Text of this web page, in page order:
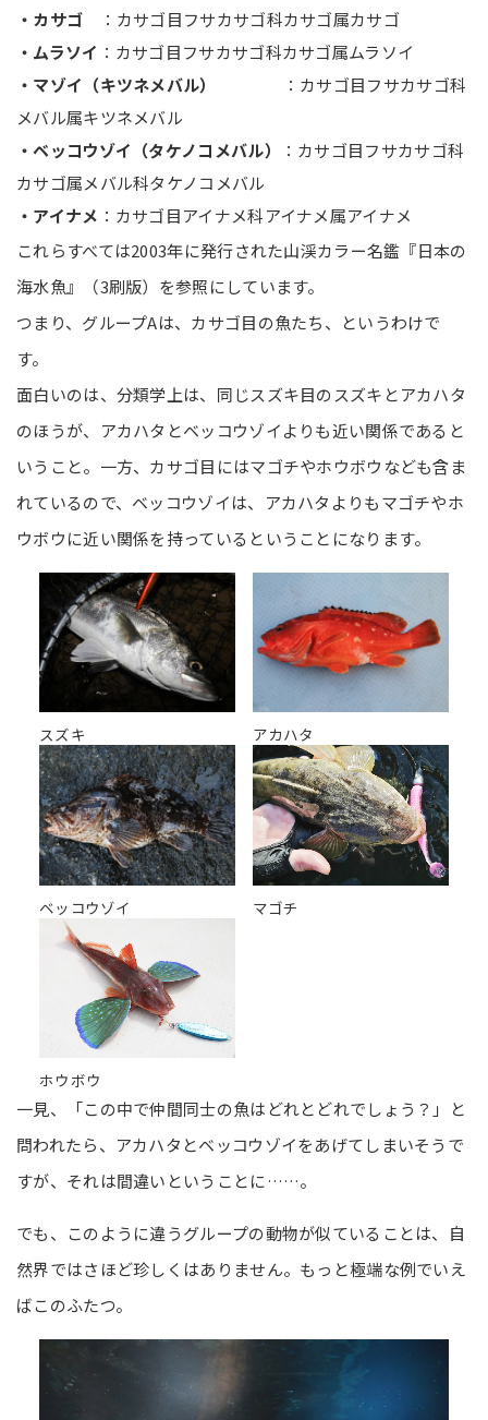
・カサゴ ：カサゴ目フサカサゴ科カサゴ属カサゴ
・ムラソイ ：カサゴ目フサカサゴ科カサゴ属ムラソイ
・マゾイ（キツネメバル）
：カサゴ目フサカサゴ科
メバル属キツネメバル
・ベッコウゾイ（タケノコメバル）
：カサゴ目フサカサゴ科
カサゴ属メバル科タケノコメバル
・アイナメ ：カサゴ目アイナメ科アイナメ属アイナメ
これらすべては2003年に発行された山渓カラー名鑑『日本の
海水魚』（3刷版）を参照にしています。
つまり、グループAは、カサゴ目の魚たち、というわけで
す。
面白いのは、分類学上は、同じスズキ目のスズキとアカハタ
のほうが、アカハタとベッコウゾイよりも近い関係であると
いうこと。一方、カサゴ目にはマゴチやホウボウなども含ま
れているので、ベッコウゾイは、アカハタよりもマゴチやホ
ウボウに近い関係を持っているということになります。
スズキ アカハタ
ベッコウゾイ マゴチ
ホウボウ
一見、「この中で仲間同士の魚はどれとどれでしょう？」と
問われたら、アカハタとベッコウゾイをあげてしまいそうで
すが、それは間違いということに……。
でも、このように違うグループの動物が似ていることは、自
然界ではさほど珍しくはありません。もっと極端な例でいえ
ばこのふたつ。